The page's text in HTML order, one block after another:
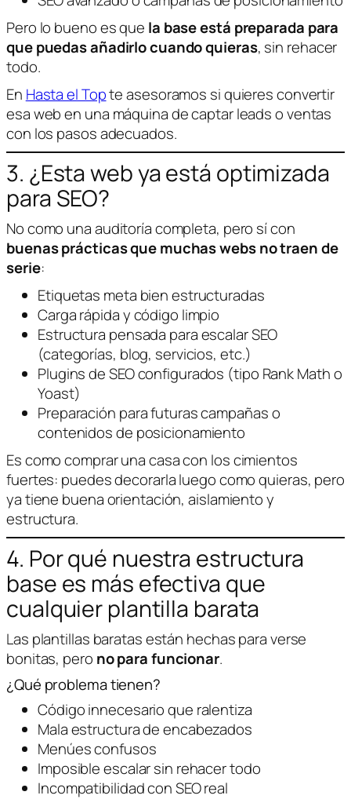
Pero lo bueno es que la base está preparada para
que puedas añadirlo cuando quieras, sin rehacer
todo.
En Hasta el Topte asesoramos si quieres convertir
esa web en una máquina de captar leads o ventas
con los pasos adecuados.
3. ¿Esta web ya está optimizada
para SEO?
No como una auditoría completa, pero sí con
buenas prácticas que muchas webs no traen de
serie:
Etiquetas meta bien estructuradas
Carga rápida y código limpio
Estructura pensada para escalar SEO
(categorías, blog, servicios, etc.)
Plugins de SEO configurados (tipo Rank Math o
Yoast)
Preparación para futuras campañas o
contenidos de posicionamiento
Es como comprar una casa con los cimientos
fuertes: puedes decorarla luego como quieras, pero
ya tiene buena orientación, aislamiento y
estructura.
4. Por qué nuestra estructura
base es más efectiva que
cualquier plantilla barata
Las plantillas baratas están hechas para verse
bonitas, pero no para funcionar.
¿Qué problema tienen?
Código innecesario que ralentiza
Mala estructura de encabezados
Menúes confusos
Imposible escalar sin rehacer todo
Incompatibilidad con SEO real